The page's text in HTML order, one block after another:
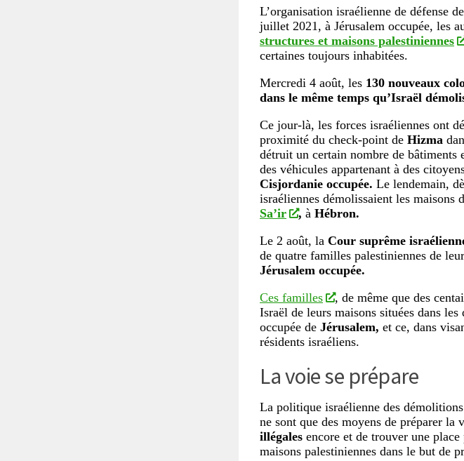
L’organisation israélienne de défense
juillet 2021, à Jérusalem occupée, les
structures et maisons palestiniennes
certaines toujours inhabitées.
Mercredi 4 août, les 130 nouveaux
dans le même temps qu’Israël
Ce jour-là, les forces israéliennes ont
proximité du check-point de Hizma
détruit un certain nombre de bâtiments
des véhicules appartenant à des
Cisjordanie occupée. Le lendemain,
israéliennes démolissaient les
Sa’ir
, àHébron.
Le 2 août, la Cour suprême
de quatre familles palestiniennes de
Jérusalem occupée.
Ces familles
, de même que des
Israël de leurs maisons situées dans les
occupée de Jérusalem, et ce, dans
résidents israéliens.
La voie se prépare
La politique israélienne des
ne sont que des moyens de préparer
illégales encore et de trouver une
maisons palestiniennes dans le but de